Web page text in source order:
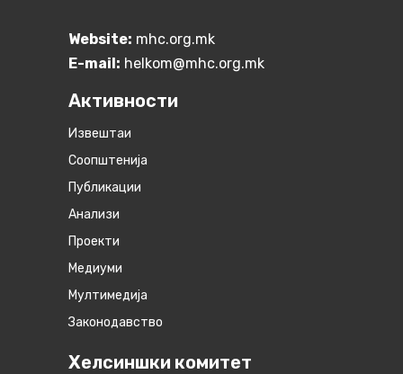
Website: mhc.org.mk
E-mail: helkom@mhc.org.mk
Активности
Извештаи
Соопштенија
Публикации
Анализи
Проекти
Медиуми
Мултимедија
Законодавство
Хелсиншки комитет